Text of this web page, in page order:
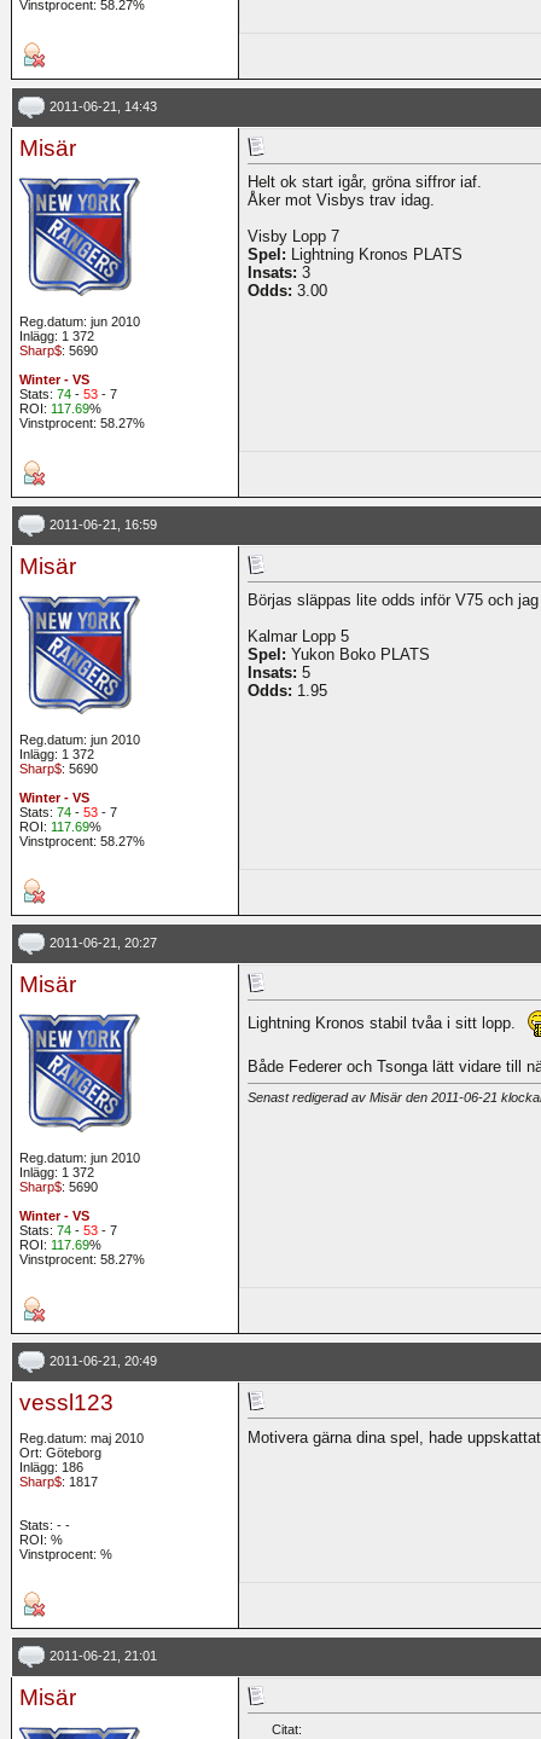
Vinstprocent: 58.27%
2011-06-21, 14:43
Misär
Reg.datum: jun 2010
Inlägg: 1 372
Sharp$: 5690
Winter - VS
Stats: 74 - 53 - 7
ROI: 117.69%
Vinstprocent: 58.27%
Helt ok start igår, gröna siffror iaf.
Åker mot Visbys trav idag.
Visby Lopp 7
Spel: Lightning Kronos PLATS
Insats: 3
Odds: 3.00
2011-06-21, 16:59
Misär
Reg.datum: jun 2010
Inlägg: 1 372
Sharp$: 5690
Winter - VS
Stats: 74 - 53 - 7
ROI: 117.69%
Vinstprocent: 58.27%
Börjas släppas lite odds inför V75 och
Kalmar Lopp 5
Spel: Yukon Boko PLATS
Insats: 5
Odds: 1.95
2011-06-21, 20:27
Misär
Reg.datum: jun 2010
Inlägg: 1 372
Sharp$: 5690
Winter - VS
Stats: 74 - 53 - 7
ROI: 117.69%
Vinstprocent: 58.27%
Lightning Kronos stabil tvåa i sitt lopp.
Både Federer och Tsonga lätt vidare till
Senast redigerad av Misär den 2011-06-21
2011-06-21, 20:49
vessl123
Reg.datum: maj 2010
Ort: Göteborg
Inlägg: 186
Sharp$: 1817
Stats: - -
ROI: %
Vinstprocent: %
Motivera gärna dina spel, hade
2011-06-21, 21:01
Misär
Citat: